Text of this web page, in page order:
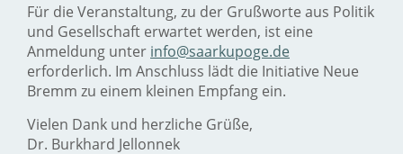
Für die Veranstaltung, zu der Grußworte aus Politik
und Gesellschaft erwartet werden, ist eine
Anmeldung unter info@saarkupoge.de
erforderlich. Im Anschluss lädt die Initiative Neue
Bremm zu einem kleinen Empfang ein.
Vielen Dank und herzliche Grüße,
Dr. Burkhard Jellonnek